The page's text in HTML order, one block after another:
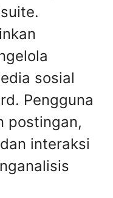
sosial
Pengguna
postingan,
interaksi